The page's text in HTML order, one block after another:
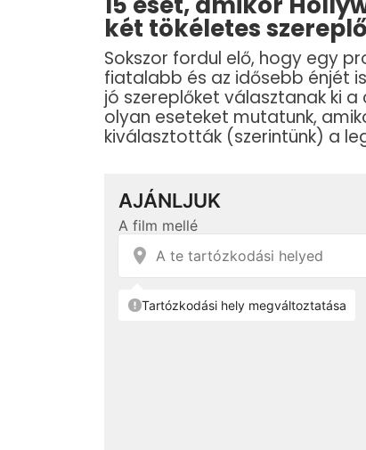
két tökéletes
Sokszor fordul elő, hogy egy
fiatalabb és az idősebb énjét
jó szereplőket választanak ki
olyan eseteket mutatunk,
kiválasztották (szerintünk) a